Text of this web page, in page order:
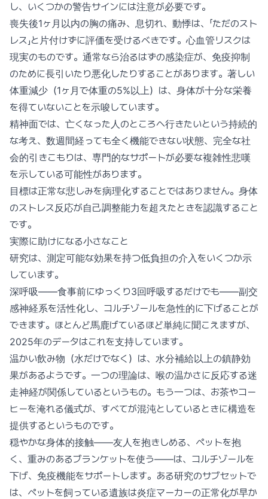
し、いくつかの警告サインには注意が必要です。
喪失後1ヶ月以内の胸の痛み、息切れ、動悸は、「ただのスト
レス」と片付けずに評価を受けるべきです。心血管リスクは
現実のものです。通常なら治るはずの感染症が、免疫抑制
のために長引いたり悪化したりすることがあります。著しい
体重減少（1ヶ月で体重の5%以上）は、身体が十分な栄養
を得ていないことを示唆しています。
精神面では、亡くなった人のところへ行きたいという持続的
な考え、数週間経っても全く機能できない状態、完全な社
会的引きこもりは、専門的なサポートが必要な複雑性悲嘆
を示している可能性があります。
目標は正常な悲しみを病理化することではありません。身体
のストレス反応が自己調整能力を超えたときを認識すること
です。
実際に助けになる小さなこと
研究は、測定可能な効果を持つ低負担の介入をいくつか示
しています。
深呼吸——食事前にゆっくり3回呼吸するだけでも——副交
感神経系を活性化し、コルチゾールを急性的に下げることが
できます。ほとんど馬鹿げているほど単純に聞こえますが、
2025年のデータはこれを支持しています。
温かい飲み物（水だけでなく）は、水分補給以上の鎮静効
果があるようです。一つの理論は、喉の温かさに反応する迷
走神経が関係しているというもの。もう一つは、お茶やコー
ヒーを淹れる儀式が、すべてが混沌としているときに構造を
提供するというものです。
穏やかな身体的接触——友人を抱きしめる、ペットを抱
く、重みのあるブランケットを使う——は、コルチゾールを
下げ、免疫機能をサポートします。ある研究のサブセットで
は、ペットを飼っている遺族は炎症マーカーの正常化が早か